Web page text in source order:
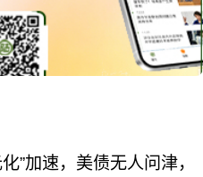
”加速，美债无人问津，